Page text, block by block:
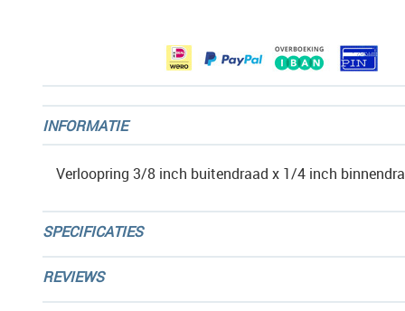
INFORMATIE
Verloopring 3/8 inch buitendraad x 1/4 inch
SPECIFICATIES
REVIEWS